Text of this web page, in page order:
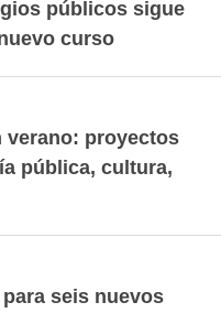
públicos sigue
curso
verano: proyectos
pública, cultura,
seis nuevos